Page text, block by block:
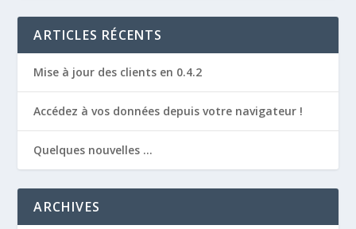
ARTICLES RÉCENTS
Mise à jour des clients en 0.4.2
Accédez à vos données depuis votre navigateur !
Quelques nouvelles …
ARCHIVES